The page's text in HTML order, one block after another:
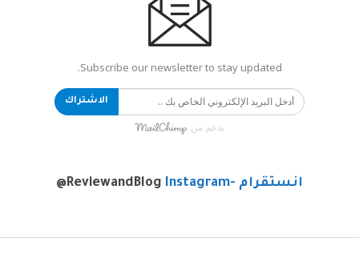
Subscribe our newsletter to stay updated.
الاشتراك
بدعم من
انستقرام -Instagram @ReviewandBlog